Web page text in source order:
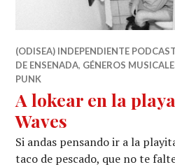
(ODISEA) INDEPENDIENTE
DE ENSENADA, GÉNEROS
PUNK
A lokear en la
Waves
Si andas pensando ir a la
taco de pescado, que no te